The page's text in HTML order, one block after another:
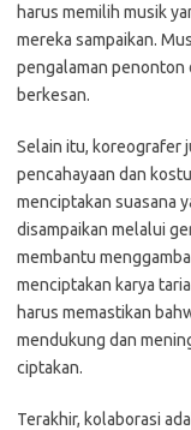
harus memilih musik
mereka sampaikan.
pengalaman penonton
berkesan.
Selain itu, koreografer
pencahayaan dan
menciptakan suasana
disampaikan melalui
membantu
menciptakan karya
harus memastikan
mendukung dan
ciptakan.
Terakhir, kolaborasi